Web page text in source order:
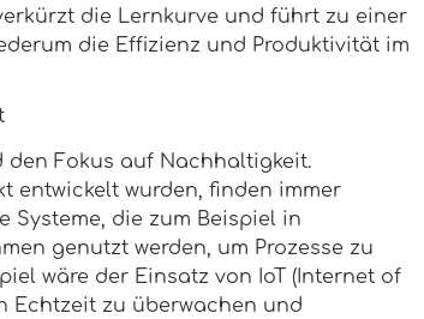
die Lernkurve und führt zu einer
die Effizienz und Produktivität im
Fokus auf Nachhaltigkeit.
entwickelt wurden, finden immer
Systeme, die zum Beispiel in
genutzt werden, um Prozesse zu
wäre der Einsatz von IoT (Internet of
Echtzeit zu überwachen und